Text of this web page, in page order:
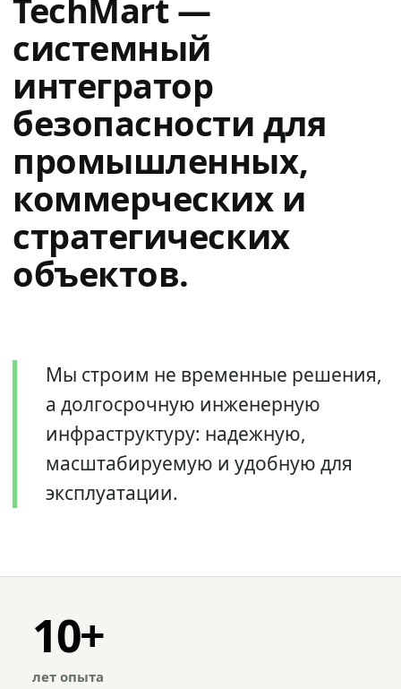
TechMart —
системный
интегратор
безопасности для
промышленных,
коммерческих и
стратегических
объектов.
Мы строим не временные решения,
а долгосрочную инженерную
инфраструктуру: надежную,
масштабируемую и удобную для
эксплуатации.
10+
лет опыта